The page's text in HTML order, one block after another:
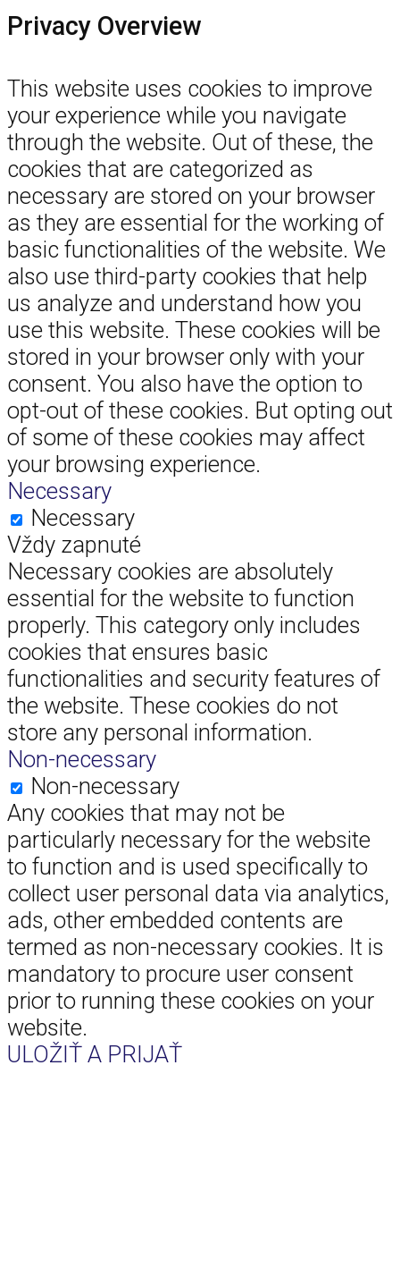
Privacy Overview
This website uses cookies to improve
your experience while you navigate
through the website. Out of these, the
cookies that are categorized as
necessary are stored on your browser
as they are essential for the working of
basic functionalities of the website. We
also use third-party cookies that help
us analyze and understand how you
use this website. These cookies will be
stored in your browser only with your
consent. You also have the option to
opt-out of these cookies. But opting out
of some of these cookies may affect
your browsing experience.
Necessary
Necessary
Vždy zapnuté
Necessary cookies are absolutely
essential for the website to function
properly. This category only includes
cookies that ensures basic
functionalities and security features of
the website. These cookies do not
store any personal information.
Non-necessary
Non-necessary
Any cookies that may not be
particularly necessary for the website
to function and is used specifically to
collect user personal data via analytics,
ads, other embedded contents are
termed as non-necessary cookies. It is
mandatory to procure user consent
prior to running these cookies on your
website.
ULOŽIŤ A PRIJAŤ